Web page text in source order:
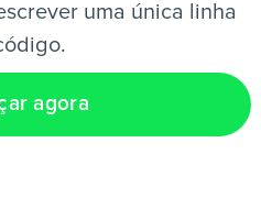
uma única linha
agora